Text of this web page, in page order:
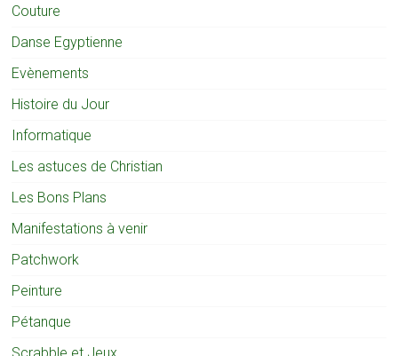
Couture
Danse Egyptienne
Evènements
Histoire du Jour
Informatique
Les astuces de Christian
Les Bons Plans
Manifestations à venir
Patchwork
Peinture
Pétanque